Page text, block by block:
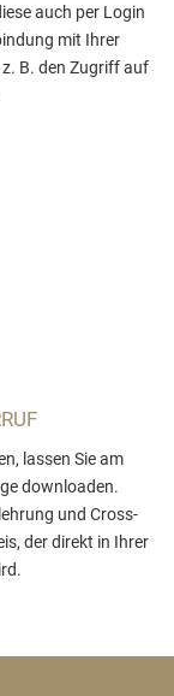
auch per Login
mit Ihrer
B. den Zugriff auf
lassen Sie am
downloaden.
und Cross-
der direkt in Ihrer